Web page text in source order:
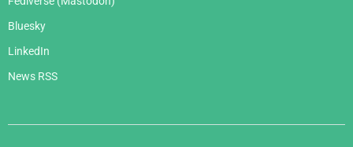
Bluesky
LinkedIn
News RSS